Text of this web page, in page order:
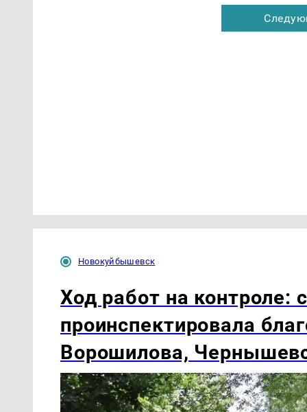
Новокуйбышевск
Ход работ на контроле:
проинспектировала
Ворошилова,